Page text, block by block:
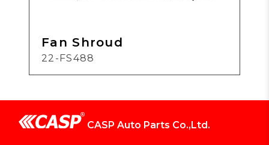
Fan Shroud
22-FS488
CASP Auto Parts Co.,Ltd.